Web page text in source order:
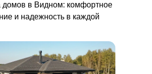
домов в Видном: комфортное
и надежность в каждой